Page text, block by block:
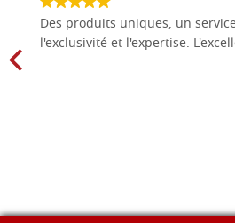
Des produits uniques, un
l'exclusivité et l'expertise.